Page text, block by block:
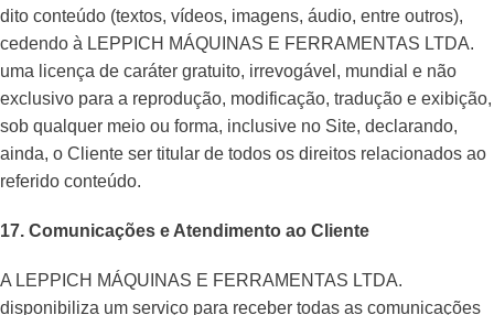
dito conteúdo (textos, vídeos, imagens, áudio, entre outros),
cedendo à LEPPICH MÁQUINAS E FERRAMENTAS LTDA.
uma licença de caráter gratuito, irrevogável, mundial e não
exclusivo para a reprodução, modificação, tradução e exibição,
sob qualquer meio ou forma, inclusive no Site, declarando,
ainda, o Cliente ser titular de todos os direitos relacionados ao
referido conteúdo.
17. Comunicações e Atendimento ao Cliente
A LEPPICH MÁQUINAS E FERRAMENTAS LTDA.
disponibiliza um serviço para receber todas as comunicações